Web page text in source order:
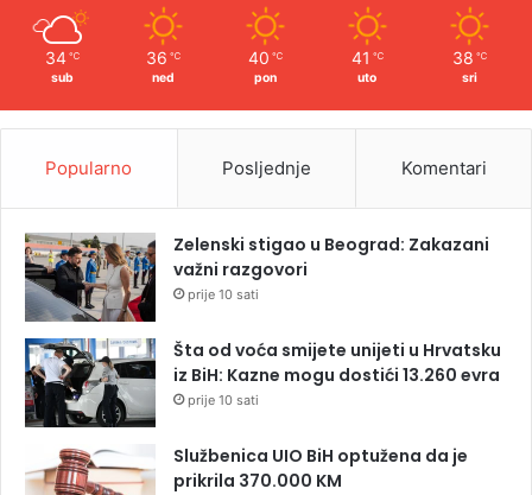
34 ℃
sub
36 ℃
ned
40 ℃
pon
41 ℃
uto
38 ℃
sri
Popularno Posljednje Komentari
Zelenski stigao u Beograd: Zakazani
važni razgovori
prije 10 sati
Šta od voća smijete unijeti u Hrvatsku
iz BiH: Kazne mogu dostići 13.260 evra
prije 10 sati
Službenica UIO BiH optužena da je
prikrila 370.000 KM